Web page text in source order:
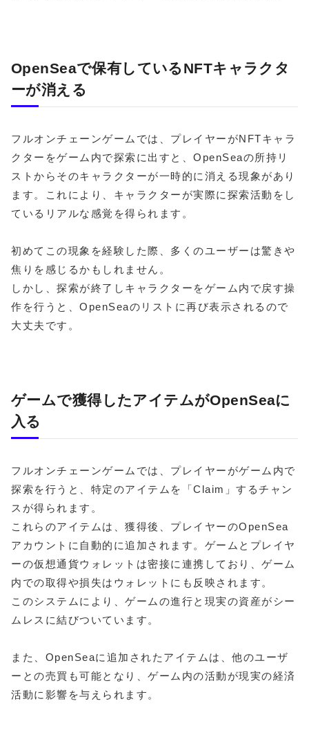
OpenSeaで保有しているNFTキャラクタ
ーが消える
フルオンチェーンゲームでは、プレイヤーがNFTキャラ
クターをゲーム内で探索に出すと、OpenSeaの所持リ
ストからそのキャラクターが一時的に消える現象があり
ます。これにより、キャラクターが実際に探索活動をし
ているリアルな感覚を得られます。
初めてこの現象を経験した際、多くのユーザーは驚きや
焦りを感じるかもしれません。
しかし、探索が終了しキャラクターをゲーム内で戻す操
作を行うと、OpenSeaのリストに再び表示されるので
大丈夫です。
ゲームで獲得したアイテムがOpenSeaに
入る
フルオンチェーンゲームでは、プレイヤーがゲーム内で
探索を行うと、特定のアイテムを「Claim」するチャン
スが得られます。
これらのアイテムは、獲得後、プレイヤーのOpenSea
アカウントに自動的に追加されます。ゲームとプレイヤ
ーの仮想通貨ウォレットは密接に連携しており、ゲーム
内での取得や損失はウォレットにも反映されます。
このシステムにより、ゲームの進行と現実の資産がシー
ムレスに結びついています。
また、OpenSeaに追加されたアイテムは、他のユーザ
ーとの売買も可能となり、ゲーム内の活動が現実の経済
活動に影響を与えられます。